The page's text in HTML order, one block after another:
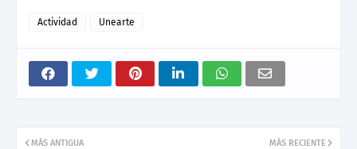
Actividad Unearte
MÁS RECIENTE
MÁS ANTIGUA